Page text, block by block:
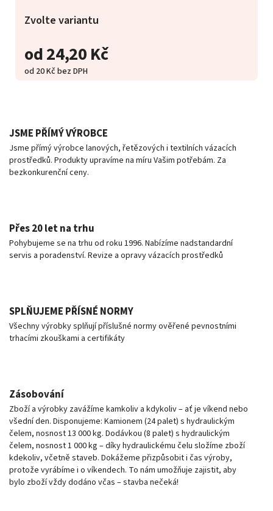
od24,20 Kč
od 20 Kčbez DPH
Zvolte variantu
JSME PŘÍMÝ VÝROBCE
Jsme přímý výrobce lanových, řetězových i textilních vázacích
prostředků. Produkty upravíme na míru Vašim potřebám. Za
bezkonkurenční ceny.
Přes 20 let na trhu
Pohybujeme se na trhu od roku 1996. Nabízíme nadstandardní
servis a poradenství. Revize a opravy vázacích prostředků
SPLŇUJEME PŘÍSNÉ NORMY
Všechny výrobky splňují příslušné normy ověřené pevnostními
trhacími zkouškami a certifikáty
Zásobování
Zboží a výrobky zavážíme kamkoliv a kdykoliv – ať je víkend nebo
všední den. Disponujeme: Kamionem (24 palet) s hydraulickým
čelem, nosnost 13 000 kg. Dodávkou (8 palet) s hydraulickým
čelem, nosnost 1 000 kg – díky hydraulickému čelu složíme zboží
kdekoliv, včetně staveb. Dokážeme přizpůsobit i čas výroby,
protože vyrábíme i o víkendech. To nám umožňuje zajistit, aby
bylo zboží vždy dodáno včas – stavba nečeká!